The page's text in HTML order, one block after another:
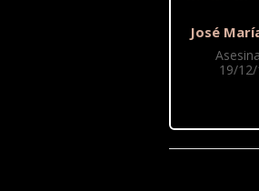
José
19/